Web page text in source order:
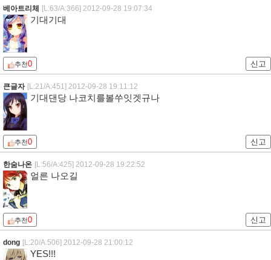
베아트리체 [L:63/A:366] 2012-09-28 19:07:34
기대기대
추천0 신고
큰글자 [L:21/A:451] 2012-09-28 19:11:12
기대댄당 나코치를볼쑤잇겟규나
추천0 신고
한숨나온 [L:56/A:425] 2012-09-28 19:22:52
얼른 나오길
추천0 신고
dong [L:20/A:506] 2012-09-28 21:00:12
YES!!!